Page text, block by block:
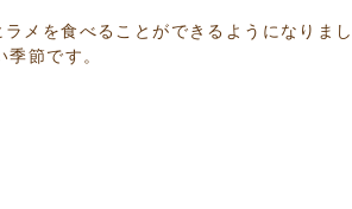
メを食べることができるようになりまし
節です。